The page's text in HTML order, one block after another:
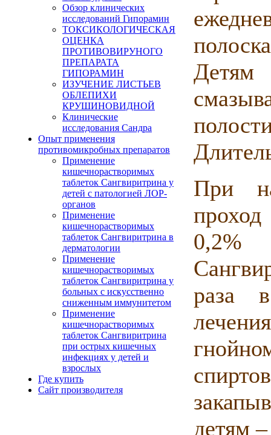
Обзор клинических
исследований Гипорамин
ТОКСИКОЛОГИЧЕСКАЯ
ОЦЕНКА
ПРОТИВОВИРУНОГО
ПРЕПАРАТА
ГИПОРАМИН
ИЗУЧЕНИЕ ЛИСТЬЕВ
ОБЛЕПИХИ
КРУШИНОВИДНОЙ
Клинические
исследования Сандра
Опыт применения
противомикробных препаратов
Применение
кишечнорастворимых
таблеток Сангвиритрина у
детей с патологией ЛОР-
органов
Применение
кишечнорастворимых
таблеток Сангвиритрина в
дерматологии
Применение
кишечнорастворимых
таблеток Сангвиритрина у
больных с искусственно
сниженным иммунитетом
Применение
кишечнорастворимых
таблеток Сангвиритрина
при острых кишечных
инфекциях у детей и
взрослых
Где купить
Сайт производителя
При
0,2%
раза
детям